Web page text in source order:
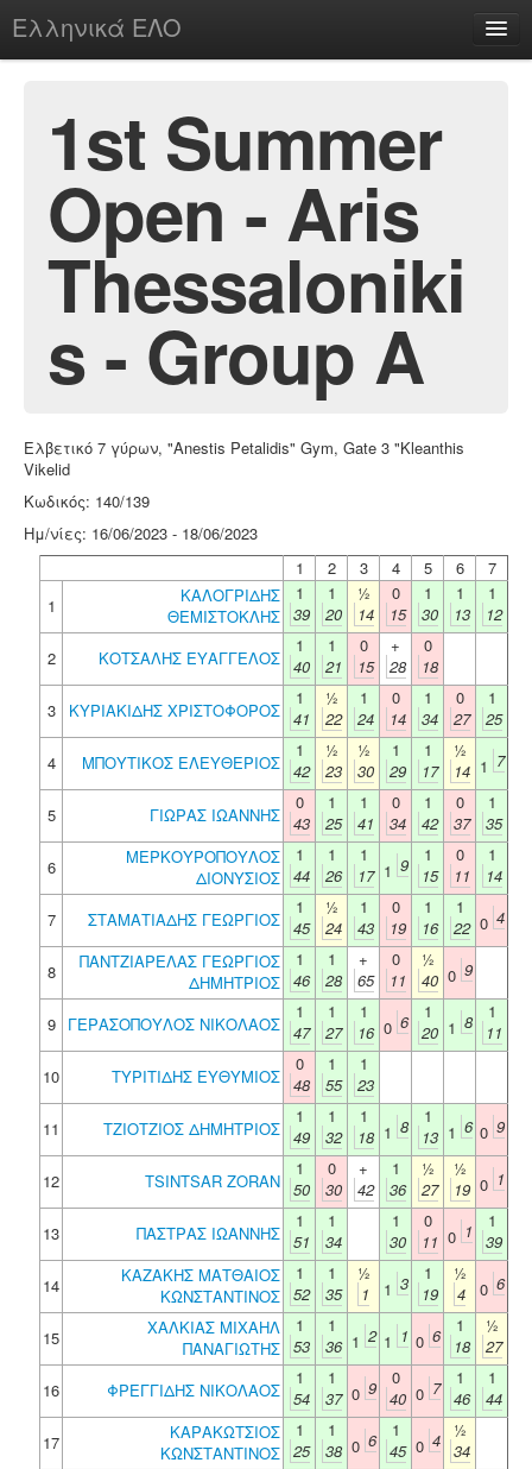
Ελληνικά ΕΛΟ
chesstu.be @ discord
Login
1st Summer
Open - Aris
Thessaloniki
s - Group A
Ελβετικό 7 γύρων, "Anestis Petalidis" Gym, Gate 3 "Kleanthis
Vikelid
Κωδικός: 140/139
Ημ/νίες: 16/06/2023 - 18/06/2023
1
2 3 4 5 6
7
1
ΚΑΛΟΓΡΙΔΗΣ
ΘΕΜΙΣΤΟΚΛΗΣ
1
39
1
20
½
14
0
15
1
30
1
13
1
12
2
ΚΟΤΣΑΛΗΣ ΕΥΑΓΓΕΛΟΣ
1
40
1
21
0
15
+
28
0
18
3
ΚΥΡΙΑΚΙΔΗΣ ΧΡΙΣΤΟΦΟΡΟΣ
1
41
½
22
1
24
0
14
1
34
0
27
1
25
4
ΜΠΟΥΤΙΚΟΣ ΕΛΕΥΘΕΡΙΟΣ
1
42
½
23
½
30
1
29
1
17
½
14 1 7
5 ΓΙΩΡΑΣ ΙΩΑΝΝΗΣ
0
43
1
25
1
41
0
34
1
42
0
37
1
35
6
ΜΕΡΚΟΥΡΟΠΟΥΛΟΣ
ΔΙΟΝΥΣΙΟΣ
1
44
1
26
1
17 1 9
1
15
0
11
1
14
7
ΣΤΑΜΑΤΙΑΔΗΣ ΓΕΩΡΓΙΟΣ
1
45
½
24
1
43
0
19
1
16
1
22 0 4
8
ΠΑΝΤΖΙΑΡΕΛΑΣ ΓΕΩΡΓΙΟΣ
ΔΗΜΗΤΡΙΟΣ
1
46
1
28
+
65
0
11
½
40 0 9
9 ΓΕΡΑΣΟΠΟΥΛΟΣ ΝΙΚΟΛΑΟΣ
1
47
1
27
1
16 0 6
1
20 1 8
1
11
10
ΤΥΡΙΤΙΔΗΣ ΕΥΘΥΜΙΟΣ
0
48
1
55
1
23
11
ΤΖΙΟΤΖΙΟΣ ΔΗΜΗΤΡΙΟΣ
1
49
1
32
1
18 1 8
1
13 1 6 0 9
12 TSINTSAR ZORAN
1
50
0
30
+
42
1
36
½
27
½
19 0 1
13 ΠΑΣΤΡΑΣ ΙΩΑΝΝΗΣ
1
51
1
34
1
30
0
11 0 1
1
39
14
ΚΑΖΑΚΗΣ ΜΑΤΘΑΙΟΣ
ΚΩΝΣΤΑΝΤΙΝΟΣ
1
52
1
35
½
1
1 3
1
19
½
4
0 6
15
ΧΑΛΚΙΑΣ ΜΙΧΑΗΛ
ΠΑΝΑΓΙΩΤΗΣ
1
53
1
36 1 2 1 1 0 6
1
18
½
27
16
ΦΡΕΓΓΙΔΗΣ ΝΙΚΟΛΑΟΣ
1
54
1
37 0 9
0
40 0 7
1
46
1
44
17
ΚΑΡΑΚΩΤΣΙΟΣ
ΚΩΝΣΤΑΝΤΙΝΟΣ
1
25
1
38 0 6
1
45 0 4
½
34